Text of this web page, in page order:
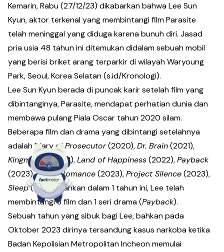
Kemarin, Rabu (27/12/23) dikabarkan bahwa Lee Sun
Kyun, aktor terkenal yang membintangi film Parasite
telah meninggal yang diduga karena bunuh diri. Jasad
pria usia 48 tahun ini ditemukan didalam sebuah mobil
yang berisi briket arang terparkir di wilayah Waryoung
Park, Seoul, Korea Selatan (s.id/Kronologi).
Lee Sun Kyun berada di puncak karir setelah film yang
dibintanginya, Parasite, mendapat perhatian dunia dan
membawa pulang Piala Oscar tahun 2020 silam.
Beberapa film dan drama yang dibintangi setelahnya
adalah Diary ofProsecutor(2020),Dr. Brain(2021),
Kingmaker(2022),Land of Happiness(2022),Payback
(2023),Killing Romance(2023),Project Silence(2023),
Sleep(2023). Bahkan dalam 1 tahun ini, Lee telah
membintangi 3 film dan 1 seri drama (Payback).
Sebuah tahun yang sibuk bagi Lee, bahkan pada
Oktober 2023 dirinya tersandung kasus narkoba ketika
Badan Kepolisian Metropolitan Incheon memulai